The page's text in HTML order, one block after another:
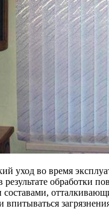
уход во время
обработки
составами,